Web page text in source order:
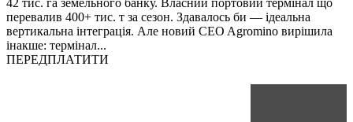
42 тис. га земельного банку. Власний портовий термінал що
перевалив 400+ тис. т за сезон. Здавалось би — ідеальна
вертикальна інтеграція. Але новий CEO Agromino вирішила
інакше: термінал...
ПЕРЕДПЛАТИТИ